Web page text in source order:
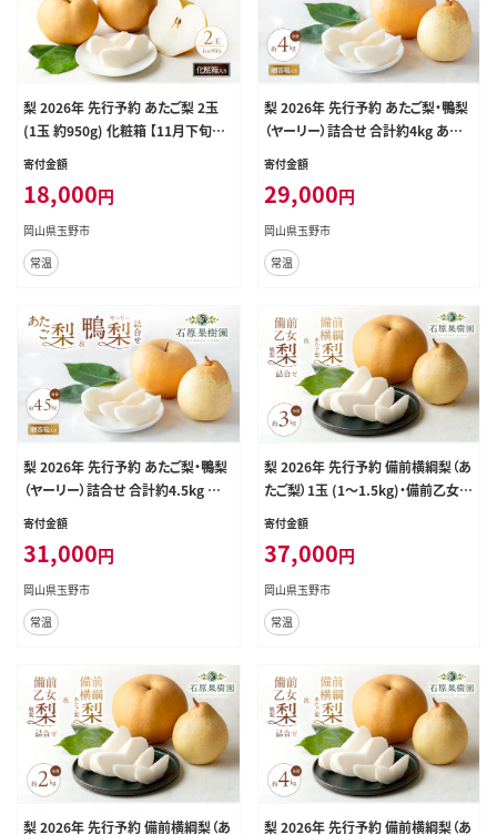
梨 2026年 先行予約 あたご梨 2玉
(1玉 約950g) 化粧箱 【11月下旬～1
2月中旬頃発送】ナシ なし 岡山県産
国産 フルーツ 果物 ギフト 石原果樹
園 愛宕梨 日本一大きい梨
寄付金額
18,000円
岡山県玉野市
常温
梨 2026年 先行予約 あたご梨・鴨梨
（ヤーリー）詰合せ 合計約4kg あたご
2～3玉 鴨梨3～7玉 贈答箱【11月下
旬～12月中旬頃発送】ナシ なし 岡
山県産 国産 フルーツ 果物 ギフト
石原果樹園
寄付金額
29,000円
岡山県玉野市
常温
梨 2026年 先行予約 あたご梨・鴨梨
（ヤーリー）詰合せ 合計約4.5kg あた
ご2～3玉 鴨梨3～7玉 贈答箱【11月
岡山県産 国産 フルーツ 果物 ギフト
石原果樹園
寄付金額
31,000円
岡山県玉野市
常温
梨 2026年 先行予約 備前横綱梨（あ
たご梨）1玉 (1～1.5kg)・備前乙女梨
（鴨梨） 3～5玉 詰合せ 合計約3.0kg
県産 フルーツ ギフト 石原果樹園 果
物
寄付金額
37,000円
岡山県玉野市
常温
梨 2026年 先行予約 備前横綱梨（あ 梨 2026年 先行予約 備前横綱梨（あ